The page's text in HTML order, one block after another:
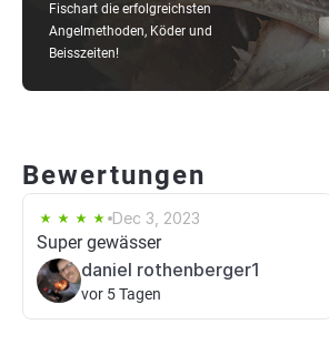
Fischart die erfolgreichsten
Angelmethoden, Köder und
Beisszeiten!
Bewertungen
Dec 3, 2023
Super gewässer
daniel rothenberger1
vor 5 Tagen